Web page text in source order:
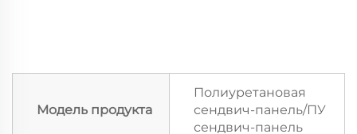
Модель продукта
Полиуретановая
сендвич-панель/ПУ
сендвич-панель